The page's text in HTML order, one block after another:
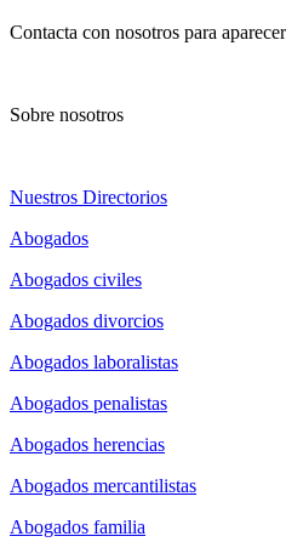
Contacta con nosotros para
Sobre nosotros
Nuestros Directorios
Abogados
Abogados civiles
Abogados divorcios
Abogados laboralistas
Abogados penalistas
Abogados herencias
Abogados mercantilistas
Abogados familia